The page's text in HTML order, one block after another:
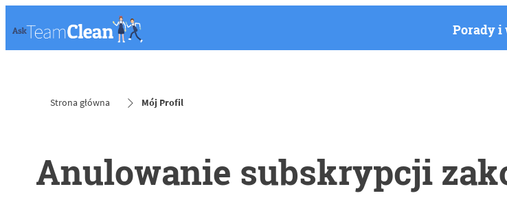
Porady i
Strona główna Mój Profil
Anulowanie subskrypcji